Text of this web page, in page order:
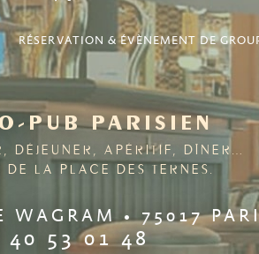
RÉSERVATION & ÉVÈNEMENT DE
PUB PARISIEN
DÉJEUNER, APÉRITIF, DÎNER…
DE LA PLACE DES TERNES.
WAGRAM • 75017
40 53 01 48